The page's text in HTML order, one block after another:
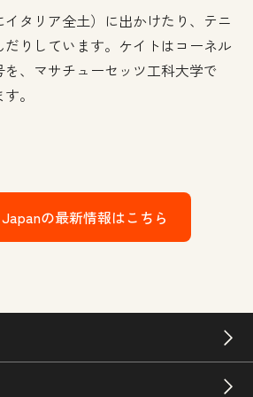
タリア全土）に出かけたり、テニ
りしています。ケイトはコーネル
、マサチューセッツ工科大学で
。
の最新情報はこちら